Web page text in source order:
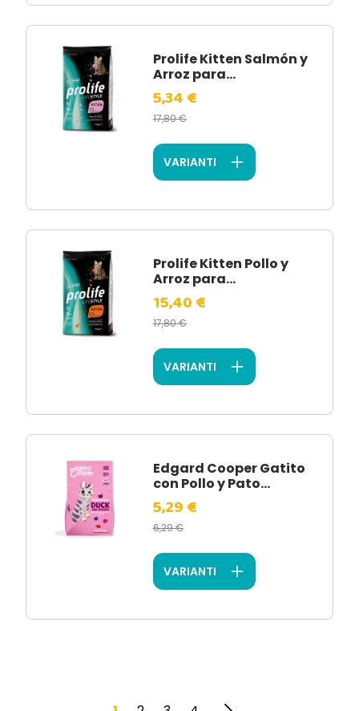
Prolife Kitten Salmón y
Arroz para...
5,34 €
17,80 €
VARIANTI
Prolife Kitten Pollo y
Arroz para...
15,40 €
17,80 €
VARIANTI
Edgard Cooper Gatito
con Pollo y Pato...
5,29 €
6,29 €
VARIANTI